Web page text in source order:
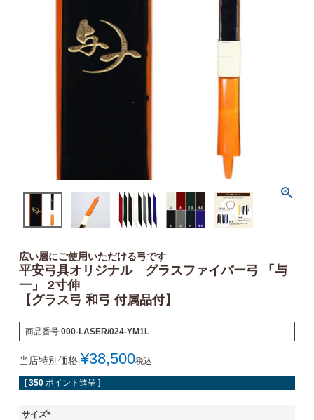
広い層にご使用いただける弓です
平安弓具オリジナル グラスファイバー弓 「与
一」 2寸伸
【グラス弓 和弓 付属品付】
商品番号 000-LASER/024-YM1L
当店特別価格 ¥38,500税込
[ 350 ポイント進呈 ]
サイズ